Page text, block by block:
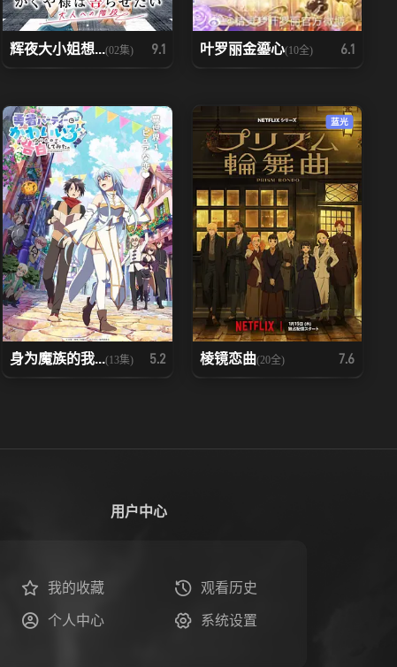
辉夜大小姐想...(02集) 9.1 叶罗丽金鎏心(10全) 6.1
身为魔族的我...(13集) 5.2
蓝光
棱镜恋曲(20全) 7.6
用户中心
我的收藏 观看历史
个人中心 系统设置